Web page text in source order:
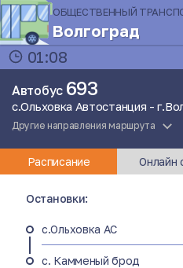
ОБЩЕСТВЕННЫЙ
Волгоград
01:08
Автобус 693
с.Ольховка Автостанция -
Другие направления маршрута
Расписание Онлайн
Остановки:
с.Ольховка АС
с. Камменый брод